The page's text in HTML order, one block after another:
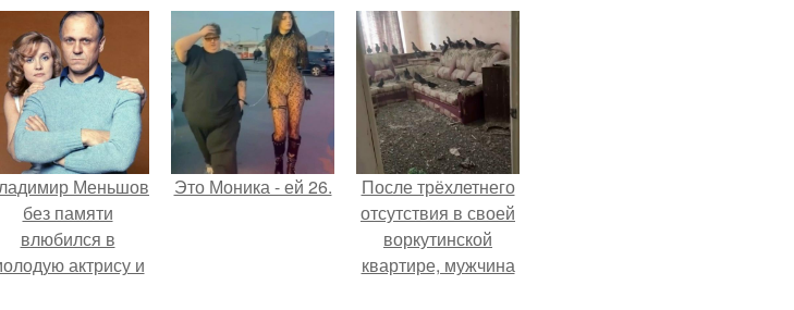
по вкусу он
напоминает самый
настоящий зефир!
Меньшов
без памяти
влюбился в
актрису и
Это Моника - ей 26.
После трёхлетнего
отсутствия в своей
воркутинской
квартире, мужчина